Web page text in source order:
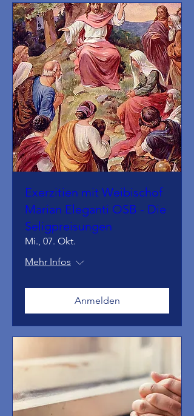
Exerzitien mit Weibischof
Marian Eleganti OSB - Die
Seligpreisungen
Mi., 07. Okt.
Mehr Infos
Anmelden